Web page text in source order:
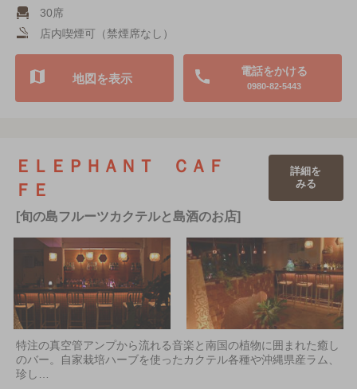
30席
店内喫煙可（禁煙席なし）
電話をかける
0980-82-5443
地図を表示
ＥＬＥＰＨＡＮＴ ＣＡＦ
ＦＥ
[旬の島フルーツカクテルと島酒のお店]
詳細を
みる
特注の真空管アンプから流れる音楽と南国の植物に囲まれた癒し
のバー。自家栽培ハーブを使ったカクテル各種や沖縄県産ラム、
珍し…